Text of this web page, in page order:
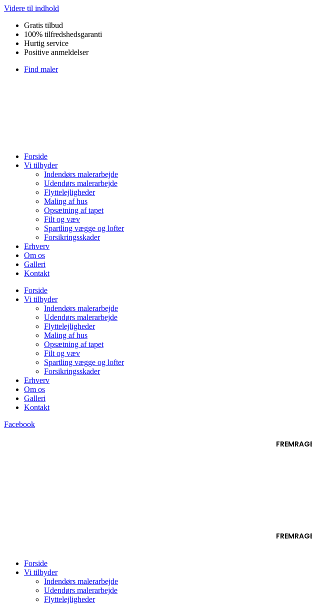
Videre til indhold
Gratis tilbud
100% tilfredshedsgaranti
Hurtig service
Positive anmeldelser
Find maler
Forside
Vi tilbyder
Indendørs malerarbejde
Udendørs malerarbejde
Flyttelejligheder
Maling af hus
Opsætning af tapet
Filt og væv
Spartling vægge og lofter
Forsikringsskader
Erhverv
Om os
Galleri
Kontakt
Forside
Vi tilbyder
Indendørs malerarbejde
Udendørs malerarbejde
Flyttelejligheder
Maling af hus
Opsætning af tapet
Filt og væv
Spartling vægge og lofter
Forsikringsskader
Erhverv
Om os
Galleri
Kontakt
Facebook
Forside
Vi tilbyder
Indendørs malerarbejde
Udendørs malerarbejde
Flyttelejligheder